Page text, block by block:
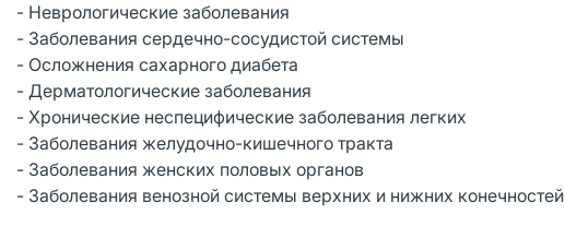
- Неврологические заболевания
- Заболевания сердечно-сосудистой системы
- Осложнения сахарного диабета
- Дерматологические заболевания
- Хронические неспецифические заболевания легких
- Заболевания желудочно-кишечного тракта
- Заболевания женских половых органов
- Заболевания венозной системы верхних и нижних конечностей